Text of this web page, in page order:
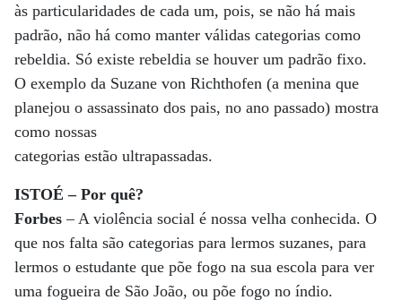
às particularidades de cada um, pois, se não há mais
padrão, não há como manter válidas categorias como
rebeldia. Só existe rebeldia se houver um padrão fixo.
O exemplo da Suzane von Richthofen (a menina que
planejou o assassinato dos pais, no ano passado) mostra
como nossas
categorias estão ultrapassadas.
ISTOÉ – Por quê?
Forbes – A violência social é nossa velha conhecida. O
que nos falta são categorias para lermos suzanes, para
lermos o estudante que põe fogo na sua escola para ver
uma fogueira de São João, ou põe fogo no índio.